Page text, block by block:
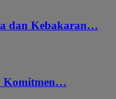
dan Kebakaran…
Komitmen…